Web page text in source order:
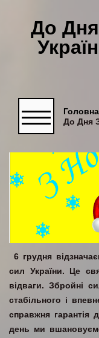
До
Головна
6 грудня
сил України. Це
відваги. Збройні
стабільного і
справжня гарантія
день ми